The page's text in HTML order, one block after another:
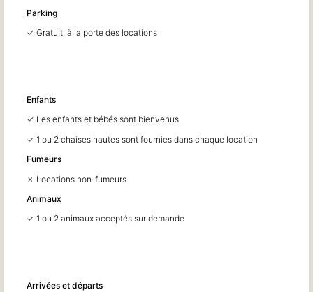
Parking
✓ Gratuit, à la porte des locations
Enfants
✓ Les enfants et bébés sont bienvenus
✓ 1 ou 2 chaises hautes sont fournies dans chaque location
Fumeurs
✗ Locations non-fumeurs
Animaux
✓ 1 ou 2 animaux acceptés sur demande
Arrivées et départs